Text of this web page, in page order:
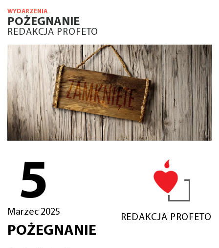
WYDARZENIA
POŻEGNANIE
REDAKCJA PROFETO
5
Marzec 2025
REDAKCJA PROFETO
POŻEGNANIE